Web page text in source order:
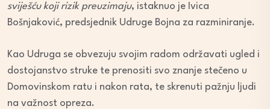
sviješću koji rizik preuzimaju, istaknuo je Ivica
Bošnjaković, predsjednik Udruge Bojna za razminiranje.
Kao Udruga se obvezuju svojim radom održavati ugled i
dostojanstvo struke te prenositi svo znanje stečeno u
Domovinskom ratu i nakon rata, te skrenuti pažnju ljudi
na važnost opreza.